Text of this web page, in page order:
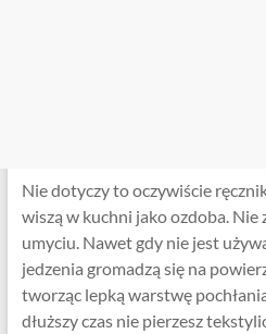
Nie dotyczy to oczywiście
wiszą w kuchni jako ozdoba. Nie
umyciu. Nawet gdy nie jest
jedzenia gromadzą się na
tworząc lepką warstwę
dłuższy czas nie pierzesz